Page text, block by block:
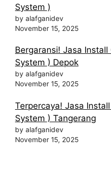
System )
by alafganidev
November 15, 2025
Bergaransi! Jasa Install
System ) Depok
by alafganidev
November 15, 2025
Terpercaya! Jasa
System ) Tangerang
by alafganidev
November 15, 2025